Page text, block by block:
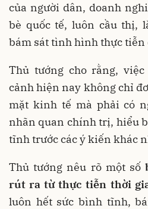
của người dân, doanh
bè quốc tế, luôn cầu thị,
bám sát tình hình thực tiễn
Thủ tướng cho rằng,
cảnh hiện nay không chỉ
mặt kinh tế mà phải có
nhãn quan chính trị, hiểu
tĩnh trước các ý kiến khác
Thủ tướng nêu rõ một số
rút ra từ thực tiễn thời
luôn hết sức bình tĩnh,